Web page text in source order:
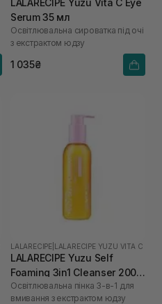
Serum 35 мл
Освітлювальна сироватка під очі
з екстрактом юдзу
1 035₴
LALARECIPE LALARECIPE YUZU VITA C
LALARECIPE Yuzu Self
Foaming 3in1 Cleanser 200
мл
Освітлювальна пінка 3-в-1 для
вмивання з екстрактом юдзу